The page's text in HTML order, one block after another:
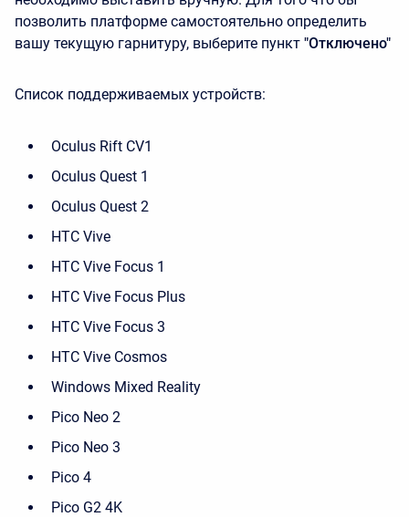
позволить платформе самостоятельно определить
вашу текущую гарнитуру, выберите пункт "Отключено"
Список поддерживаемых устройств:
Oculus Rift CV1
Oculus Quest 1
Oculus Quest 2
HTC Vive
HTC Vive Focus 1
HTC Vive Focus Plus
HTC Vive Focus 3
HTC Vive Cosmos
Windows Mixed Reality
Pico Neo 2
Pico Neo 3
Pico 4
Pico G2 4K